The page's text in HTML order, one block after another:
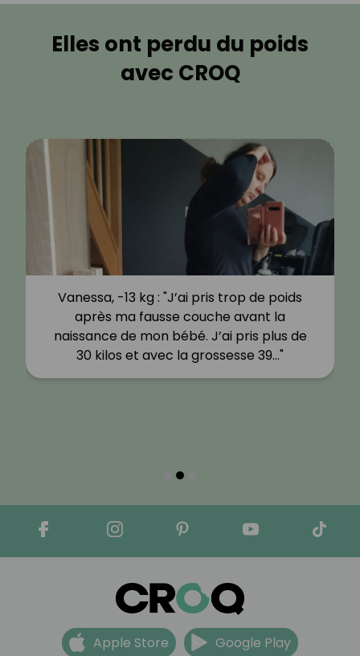
Elles ont perdu du poids
avec CROQ
Vanessa, -13 kg : "J’ai pris trop de poids
après ma fausse couche avant la
naissance de mon bébé. J’ai pris plus de
30 kilos et avec la grossesse 39…"
Apple Store Google Play